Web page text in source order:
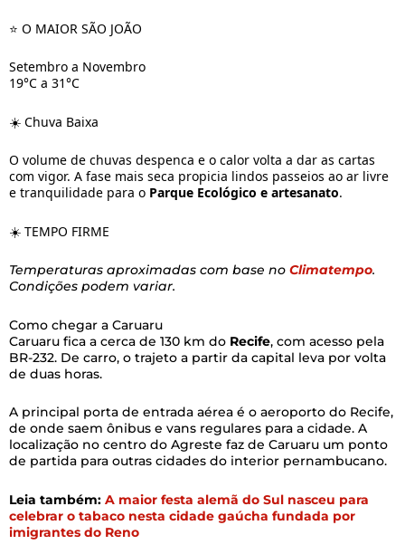
⭐ O MAIOR SÃO JOÃO
Setembro a Novembro
19°C a 31°C
☀️ Chuva Baixa
O volume de chuvas despenca e o calor volta a dar as cartas
com vigor. A fase mais seca propicia lindos passeios ao ar livre
e tranquilidade para o Parque Ecológico e artesanato.
☀️ TEMPO FIRME
Temperaturas aproximadas com base no Climatempo.
Condições podem variar.
Como chegar a Caruaru
Caruaru fica a cerca de 130 km do Recife, com acesso pela
BR-232. De carro, o trajeto a partir da capital leva por volta
de duas horas.
A principal porta de entrada aérea é o aeroporto do Recife,
de onde saem ônibus e vans regulares para a cidade. A
localização no centro do Agreste faz de Caruaru um ponto
de partida para outras cidades do interior pernambucano.
Leia também: A maior festa alemã do Sul nasceu para
celebrar o tabaco nesta cidade gaúcha fundada por
imigrantes do Reno